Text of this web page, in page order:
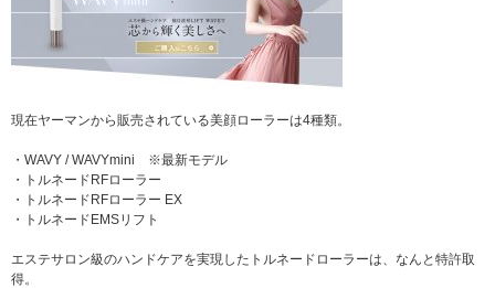
現在ヤーマンから販売されている美顔ローラーは4種類。
・WAVY / WAVYmini ※最新モデル
・トルネードRFローラー
・トルネードRFローラー EX
・トルネードEMSリフト
エステサロン級のハンドケアを実現したトルネードローラーは、なんと特許取
得。